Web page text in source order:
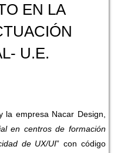
EN LA
U.E.
la empresa Nacar Design,
en centros de formación
de UX/UI” con código